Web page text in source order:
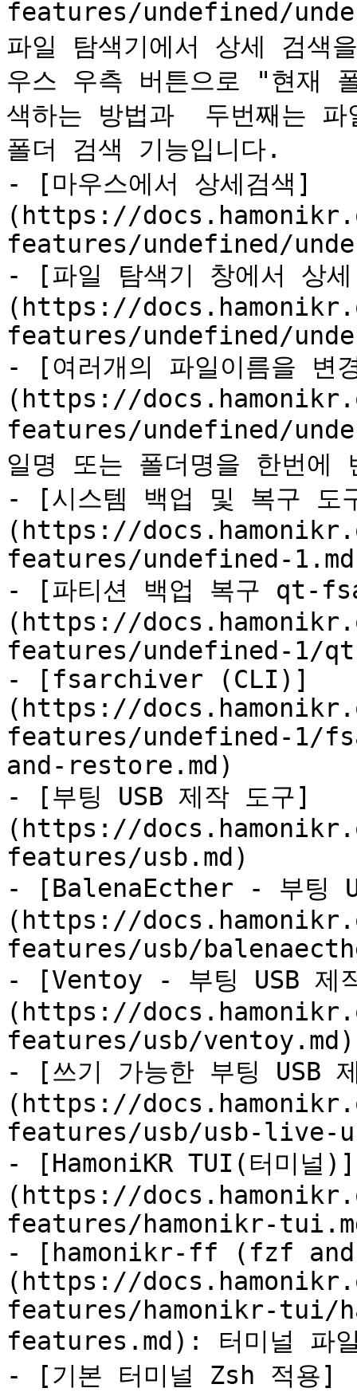
features/undefined/
파일 탐색기에서 상세 검
우스 우측 버튼으로 "현재
색하는 방법과  두번째는
폴더 검색 기능입니다.
- [마우스에서 상세검색]
(https://
features/undefined/
- [파일 탐색기 창에서 상
(https://
features/undefined/
- [여러개의 파일이름을 변
(https://
features/undefined/
일명 또는 폴더명을 한번에
- [시스템 백업 및 복구 도
(https://
features/undefined-
- [파티션 백업 복구 qt-
(https://
features/undefined-1/
- [fsarchiver (CLI)]
(https://
features/undefined-1/
and-restore.md)
- [부팅 USB 제작 도구]
(https://
features/usb.md)
- [BalenaEcther - 부팅
(https://
features/usb/
- [Ventoy - 부팅 USB 제
(https://
features/usb/ventoy.md)
- [쓰기 가능한 부팅 USB
(https://
features/usb/usb-live-
- [HamoniKR TUI(터미널)]
(https://
features/hamonikr-
- [hamonikr-ff (fzf
(https://
features/hamonikr-tui/
features.md): 터미널 파
- [기본 터미널 Zsh 적용]